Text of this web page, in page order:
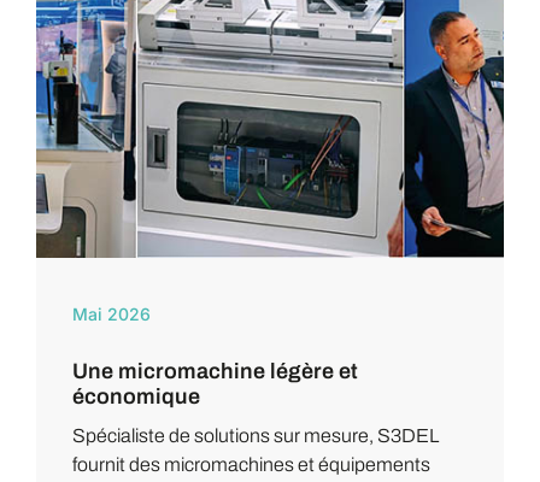
Mai 2026
Une micromachine légère et
économique
Spécialiste de solutions sur mesure, S3DEL
fournit des micromachines et équipements